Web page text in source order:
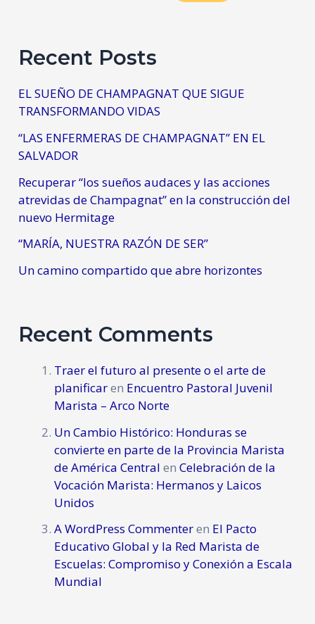
Recent Posts
EL SUEÑO DE CHAMPAGNAT QUE SIGUE
TRANSFORMANDO VIDAS
“LAS ENFERMERAS DE CHAMPAGNAT” EN EL
SALVADOR
Recuperar “los sueños audaces y las acciones
atrevidas de Champagnat” en la construcción del
nuevo Hermitage
“MARÍA, NUESTRA RAZÓN DE SER”
Un camino compartido que abre horizontes
Recent Comments
Traer el futuro al presente o el arte de
planificaren Encuentro Pastoral Juvenil
Marista – Arco Norte
Un Cambio Histórico: Honduras se
convierte en parte de la Provincia Marista
de América Central enCelebración de la
Vocación Marista: Hermanos y Laicos
Unidos
A WordPress Commenteren El Pacto
Educativo Global y la Red Marista de
Escuelas: Compromiso y Conexión a Escala
Mundial